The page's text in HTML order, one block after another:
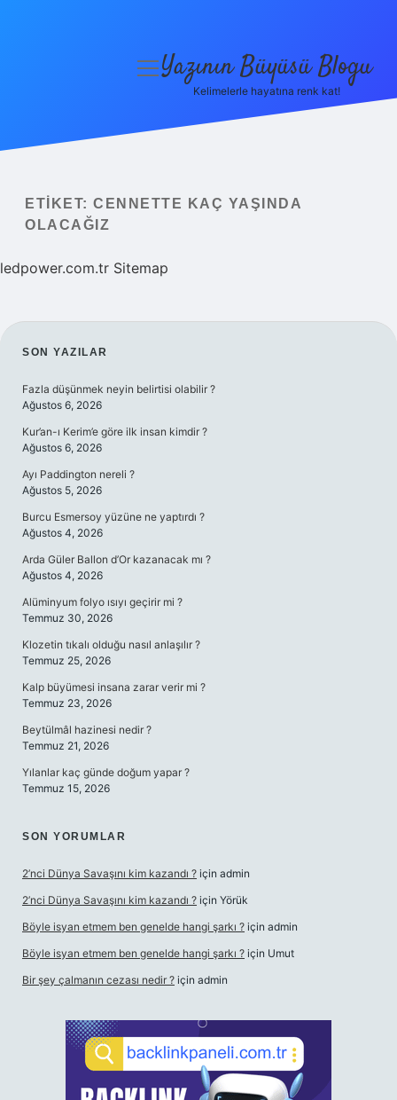
Yasal Uyarı
menüyü
Yazının Büyüsü Blogu
Kelimelerle hayatına renk kat!
ETIKET: CENNETTE KAÇ YAŞINDA
OLACAĞIZ
ledpower.com.tr Sitemap
SIDEBAR
SON YAZILAR
Fazla düşünmek neyin belirtisi olabilir ?
Ağustos 6, 2026
Kur’an-ı Kerim’e göre ilk insan kimdir ?
Ağustos 6, 2026
Ayı Paddington nereli ?
Ağustos 5, 2026
Burcu Esmersoy yüzüne ne yaptırdı ?
Ağustos 4, 2026
Arda Güler Ballon d’Or kazanacak mı ?
Ağustos 4, 2026
Alüminyum folyo ısıyı geçirir mi ?
Temmuz 30, 2026
Klozetin tıkalı olduğu nasıl anlaşılır ?
Temmuz 25, 2026
Kalp büyümesi insana zarar verir mi ?
Temmuz 23, 2026
Beytülmâl hazinesi nedir ?
Temmuz 21, 2026
Yılanlar kaç günde doğum yapar ?
Temmuz 15, 2026
SON YORUMLAR
2’nci Dünya Savaşını kim kazandı ? için admin
2’nci Dünya Savaşını kim kazandı ? için Yörük
Böyle isyan etmem ben genelde hangi şarkı ? için admin
Böyle isyan etmem ben genelde hangi şarkı ? için Umut
Bir şey çalmanın cezası nedir ? için admin